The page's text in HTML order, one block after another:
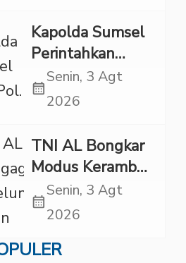
Penganiayaan
Kapolda Sumsel
Perintahkan
Patroli Masif,
Pelaku Karhutla
Tindakan Tegas
calendar_month
Senin, 3 Agt
2026
TNI AL Bongkar
Modus Keramba
Apung, 1,6 Ton
Pasir Timah
Diselundupkan
calendar_month
Senin, 3 Agt
2026